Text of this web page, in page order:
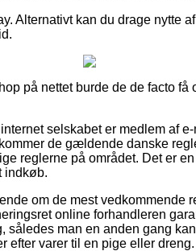
Alternativt kan du drage nytte
på nettet burde de de facto
selskabet er medlem af
de gældende danske
reglerne på området. Det er
indkøb.
om de mest vedkommende
online forhandleren
således man en anden gang
efter varer til en pige eller dreng.